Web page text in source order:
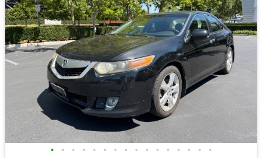
• • • • • • • • • • • • • • • •